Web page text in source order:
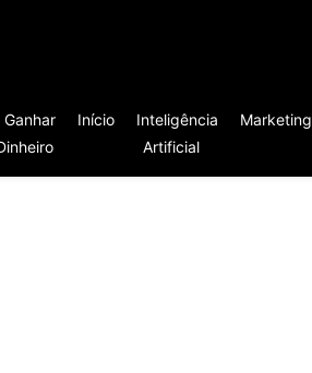
Ganhar
Início
Inteligência
Artificial
Marketing